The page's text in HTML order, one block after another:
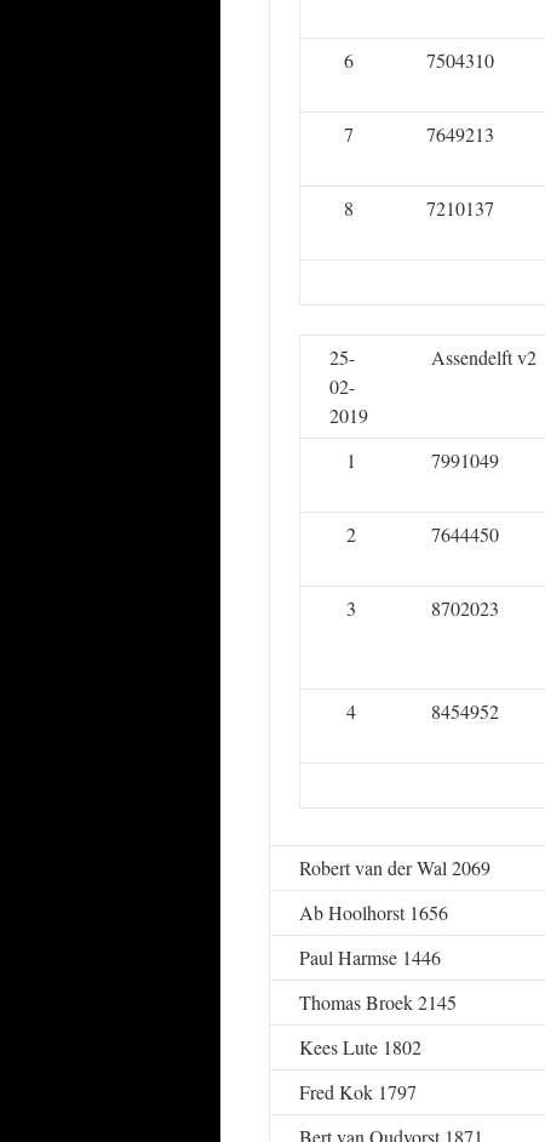
6
7504310
7
7649213
8
7210137
25-
02-
2019
Assendelft v2
1 7991049
2 7644450
3
8702023
4 8454952
Robert van der Wal 2069
Ab Hoolhorst 1656
Paul Harmse 1446
Thomas Broek 2145
Kees Lute 1802
Fred Kok 1797
Bert van Oudvorst 1871